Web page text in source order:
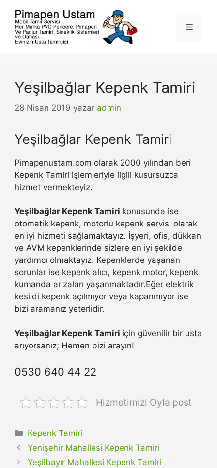
Menü
Yeşilbağlar Kepenk Tamiri
28 Nisan 2019 yazar admin
Yeşilbağlar Kepenk Tamiri
Pimapenustam.com olarak 2000 yılından beri
Kepenk Tamiri işlemleriyle ilgili kusursuzca
hizmet vermekteyiz.
Yeşilbağlar Kepenk Tamiri konusunda ise
otomatik kepenk, motorlu kepenk servisi olarak
en iyi hizmeti sağlamaktayız. İşyeri, ofis, dükkan
ve AVM kepenklerinde sizlere en iyi şekilde
yardımcı olmaktayız. Kepenklerde yaşanan
sorunlar ise kepenk alıcı, kepenk motor, kepenk
kumanda arızaları yaşanmaktadır.Eğer elektrik
kesildi kepenk açılmıyor veya kapanmıyor ise
bizi aramanız yeterlidir.
Yeşilbağlar Kepenk Tamiri için güvenilir bir usta
arıyorsanız; Hemen bizi arayın!
0530 640 44 22
Hizmetimizi Oyla post
Kategoriler
Kepenk Tamiri
Yenişehir Mahallesi Kepenk Tamiri
Yeşilbayır Mahallesi Kepenk Tamiri